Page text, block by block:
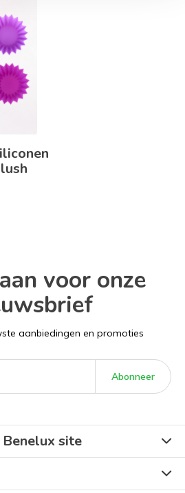
voor onze
aanbiedingen en promoties
Abonneer
site